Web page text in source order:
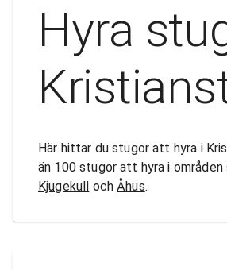
Hyra
Här hittar du stugor att hyra i
än 100 stugor att hyra i områden
Kjugekull ochÅhus.